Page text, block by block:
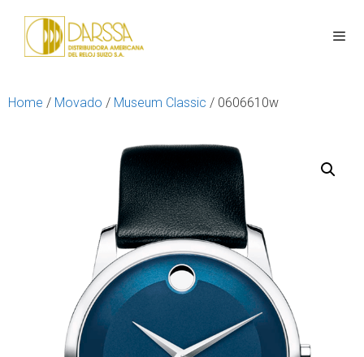
Home / Movado / Museum Classic / 0606610w